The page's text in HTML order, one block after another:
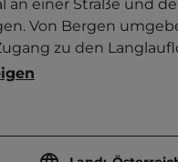
an einer Straße und
Von Bergen
zu den
Whirlpool.
im Preis inklusive.